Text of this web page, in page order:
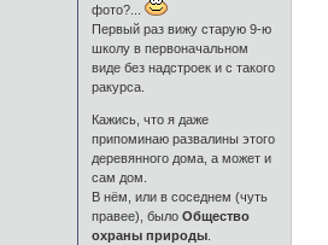
фото?...
Первый раз вижу старую 9-ю
школу в первоначальном
виде без надстроек и с такого
ракурса.
Кажись, что я даже
припоминаю развалины этого
деревянного дома, а может и
сам дом.
В нём, или в соседнем (чуть
правее), былоОбщество
охраны природы